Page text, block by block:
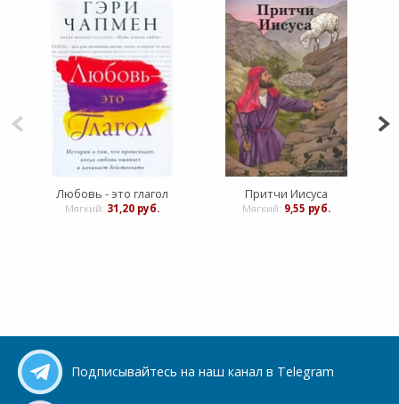
Любовь - это глагол
Мягкий: 31,20 руб.
Притчи Иисуса
Мягкий: 9,55 руб.
Подписывайтесь на наш канал в Telegram